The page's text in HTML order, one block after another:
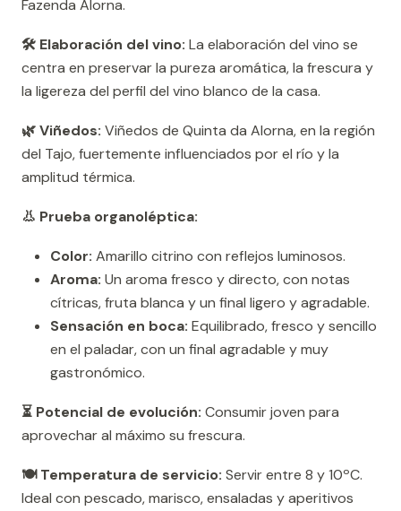
Fazenda Alorna.
🛠️ Elaboración del vino: La elaboración del vino se
centra en preservar la pureza aromática, la frescura y
la ligereza del perfil del vino blanco de la casa.
🌿 Viñedos: Viñedos de Quinta da Alorna, en la región
del Tajo, fuertemente influenciados por el río y la
amplitud térmica.
👃 Prueba organoléptica:
Color: Amarillo citrino con reflejos luminosos.
Aroma: Un aroma fresco y directo, con notas
cítricas, fruta blanca y un final ligero y agradable.
Sensación en boca: Equilibrado, fresco y sencillo
en el paladar, con un final agradable y muy
gastronómico.
⏳ Potencial de evolución: Consumir joven para
aprovechar al máximo su frescura.
🍽️ Temperatura de servicio: Servir entre 8 y 10ºC.
Ideal con pescado, marisco, ensaladas y aperitivos